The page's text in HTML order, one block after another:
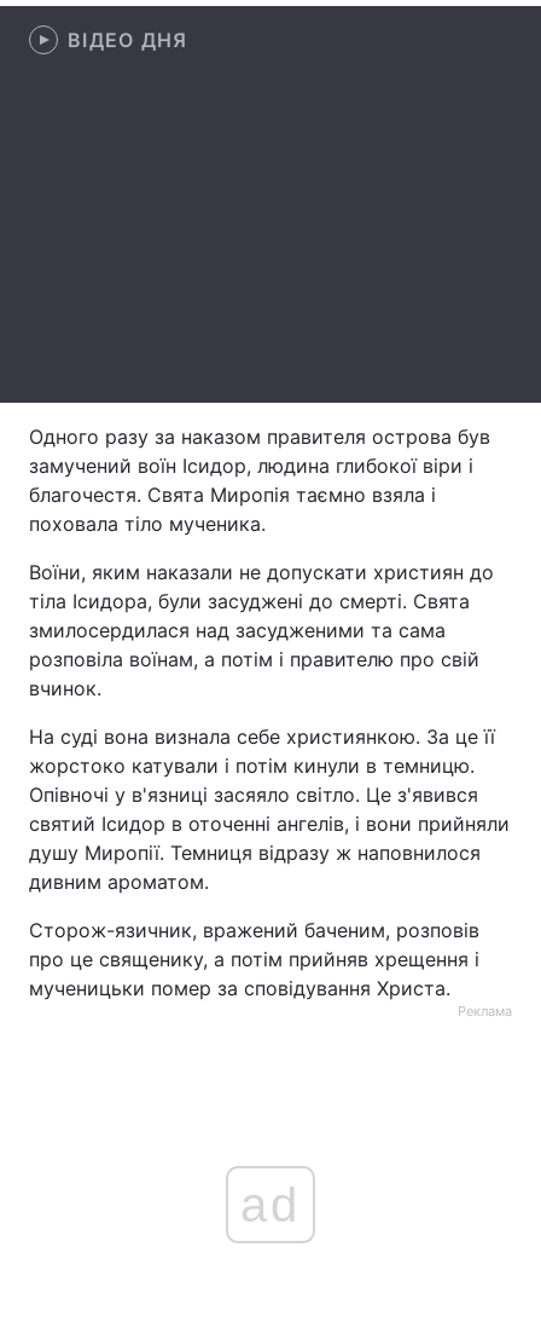
Головна
Цікавинки Погода
Екологія Регіони
Лонгріди
Відео з Youtube Статті
Інтерв'ю Думки
Архів
Контакти
Послуги
ВІДЕО ДНЯ
Одного разу за наказом правителя острова був
замучений воїн Ісидор, людина глибокої віри і
благочестя. Свята Миропія таємно взяла і
поховала тіло мученика.
Воїни, яким наказали не допускати християн до
тіла Ісидора, були засуджені до смерті. Свята
змилосердилася над засудженими та сама
розповіла воїнам, а потім і правителю про свій
вчинок.
На суді вона визнала себе християнкою. За це її
жорстоко катували і потім кинули в темницю.
Опівночі у в'язниці засяяло світло. Це з'явився
святий Ісидор в оточенні ангелів, і вони прийняли
душу Миропії. Темниця відразу ж наповнилося
дивним ароматом.
Сторож-язичник, вражений баченим, розповів
про це священику, а потім прийняв хрещення і
мученицьки помер за сповідування Христа.
Реклама
ad